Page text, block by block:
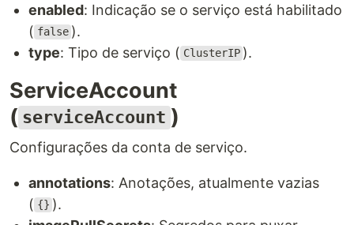
enabled: Indicação se o serviço está habilitado
( false ).
type: Tipo de serviço ( ClusterIP ).
ServiceAccount
( serviceAccount )
Configurações da conta de serviço.
annotations: Anotações, atualmente vazias
( {} ).